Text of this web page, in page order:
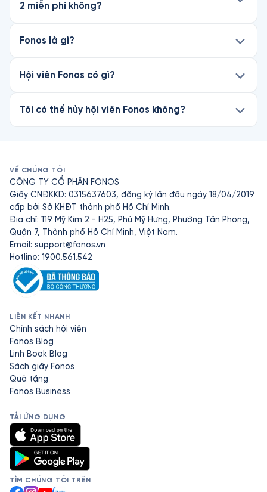
2 miễn phí không?
Fonos là gì?
Hội viên Fonos có gì?
Tôi có thể hủy hội viên Fonos không?
VỀ CHÚNG TÔI
CÔNG TY CỔ PHẦN FONOS
Giấy CNĐKKD: 0315637603, đăng ký lần đầu ngày 18/04/2019
cấp bởi Sở KHĐT thành phố Hồ Chí Minh.
Địa chỉ: 119 Mỹ Kim 2 - H25, Phú Mỹ Hưng, Phường Tân Phong,
Quận 7, Thành phố Hồ Chí Minh, Việt Nam.
Email: support@fonos.vn
Hotline: 1900.561.542
LIÊN KẾT NHANH
Chính sách hội viên
Fonos Blog
Linh Book Blog
Sách giấy Fonos
Quà tặng
Fonos Business
TẢI ỨNG DỤNG
TÌM CHÚNG TÔI TRÊN